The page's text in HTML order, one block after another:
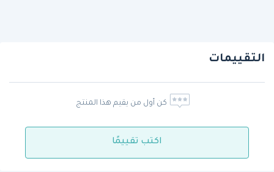
التقييمات
كن أول من يقيم هذا المنتج
اكتب تقييمًا